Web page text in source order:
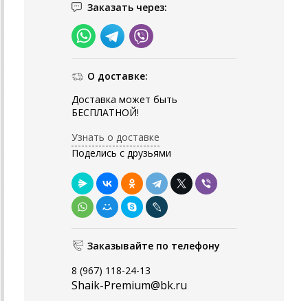
Заказать через:
О доставке:
Доставка может быть
БЕСПЛАТНОЙ!
Узнать о доставке
Поделись с друзьями
Заказывайте по телефону
8 (967) 118-24-13
Shaik-Premium@bk.ru